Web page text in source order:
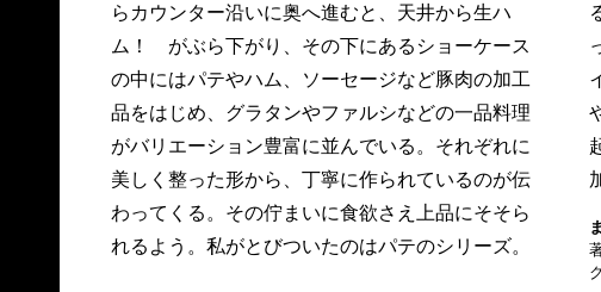
らカウンター沿いに奥へ進むと、天井から生ハ
ム！ がぶら下がり、その下にあるショーケース
の中にはパテやハム、ソーセージなど豚肉の加工
品をはじめ、グラタンやファルシなどの一品料理
がバリエーション豊富に並んでいる。それぞれに
美しく整った形から、丁寧に作られているのが伝
わってくる。その佇まいに食欲さえ上品にそそら
れるよう。私がとびついたのはパテのシリーズ。
る。豚肉の旨味が凝縮されたその深い味わいにす
っかり魅了されてしまいました。これは絶対にワ
インが欲しくなる味。ワイン好きな方への手土産
や、パーティに持っていけば、感嘆のどよめきが
起きることは間違いないはず。瓶詰のピクルスも